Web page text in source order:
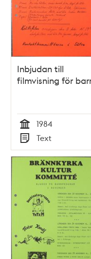
Inbjudan till
filmvisning för
Tid
1984
Typ
Text